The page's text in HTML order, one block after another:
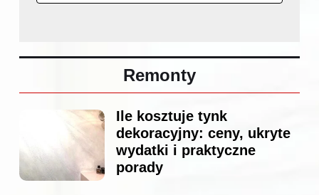
Remonty
Ile kosztuje tynk
dekoracyjny: ceny, ukryte
wydatki i praktyczne
porady